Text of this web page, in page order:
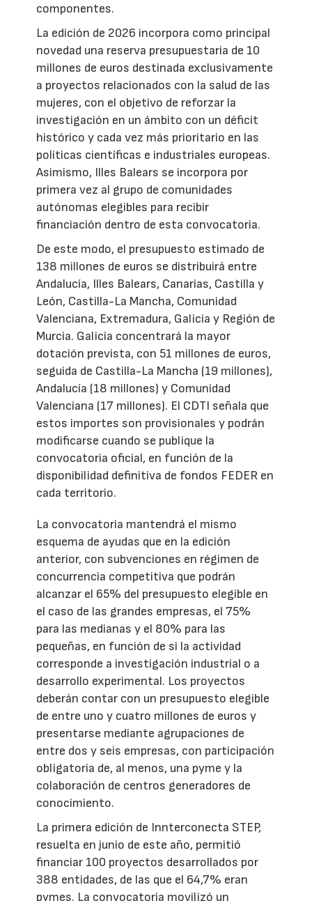
componentes.
La edición de 2026 incorpora como principal
novedad una reserva presupuestaria de 10
millones de euros destinada exclusivamente
a proyectos relacionados con la salud de las
mujeres, con el objetivo de reforzar la
investigación en un ámbito con un déficit
histórico y cada vez más prioritario en las
políticas científicas e industriales europeas.
Asimismo, Illes Balears se incorpora por
primera vez al grupo de comunidades
autónomas elegibles para recibir
financiación dentro de esta convocatoria.
De este modo, el presupuesto estimado de
138 millones de euros se distribuirá entre
Andalucía, Illes Balears, Canarias, Castilla y
León, Castilla-La Mancha, Comunidad
Valenciana, Extremadura, Galicia y Región de
Murcia. Galicia concentrará la mayor
dotación prevista, con 51 millones de euros,
seguida de Castilla-La Mancha (19 millones),
Andalucía (18 millones) y Comunidad
Valenciana (17 millones). El CDTI señala que
estos importes son provisionales y podrán
modificarse cuando se publique la
convocatoria oficial, en función de la
disponibilidad definitiva de fondos FEDER en
cada territorio.
La convocatoria mantendrá el mismo
esquema de ayudas que en la edición
anterior, con subvenciones en régimen de
concurrencia competitiva que podrán
alcanzar el 65% del presupuesto elegible en
el caso de las grandes empresas, el 75%
para las medianas y el 80% para las
pequeñas, en función de si la actividad
corresponde a investigación industrial o a
desarrollo experimental. Los proyectos
deberán contar con un presupuesto elegible
de entre uno y cuatro millones de euros y
presentarse mediante agrupaciones de
entre dos y seis empresas, con participación
obligatoria de, al menos, una pyme y la
colaboración de centros generadores de
conocimiento.
La primera edición de Innterconecta STEP,
resuelta en junio de este año, permitió
financiar 100 proyectos desarrollados por
388 entidades, de las que el 64,7% eran
pymes. La convocatoria movilizó un